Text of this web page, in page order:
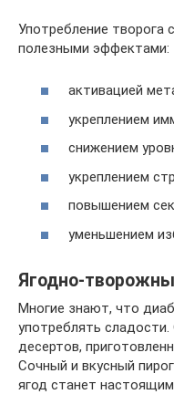
Употребление творога
полезными эффектами:
активацией
укреплением
снижением
укреплением
повышением
уменьшением
Ягодно-
Многие знают, что
употреблять
десертов,
Сочный и вкусный
ягод станет